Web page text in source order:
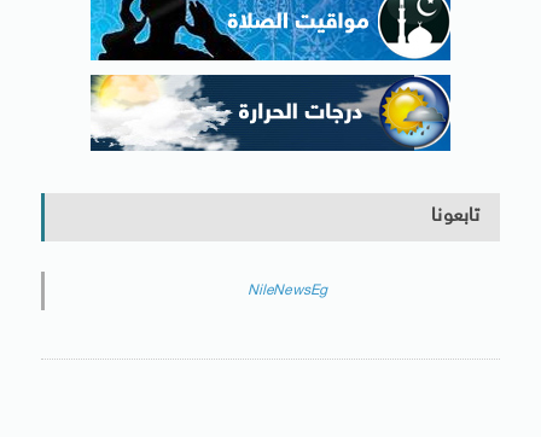
تابعونا
NileNewsEg